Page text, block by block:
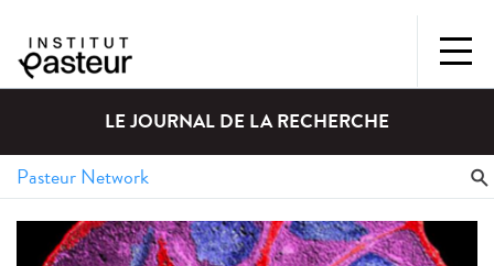
LE JOURNAL DE LA RECHERCHE